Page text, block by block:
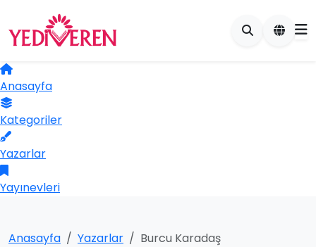
Anasayfa
Kategoriler
Yazarlar
Yayınevleri
Anasayfa Yazarlar Burcu Karadaş